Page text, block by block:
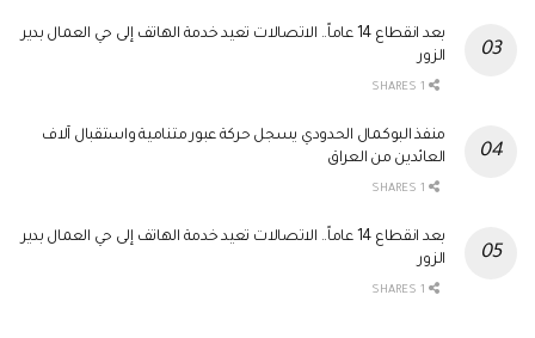
بعد انقطاع 14 عاماً.. الاتصالات تعيد خدمة الهاتف إلى حي العمال بدير
الزور
منفذ البوكمال الحدودي يسجل حركة عبور متنامية واستقبال آلاف
العائدين من العراق
بعد انقطاع 14 عاماً.. الاتصالات تعيد خدمة الهاتف إلى حي العمال بدير
الزور